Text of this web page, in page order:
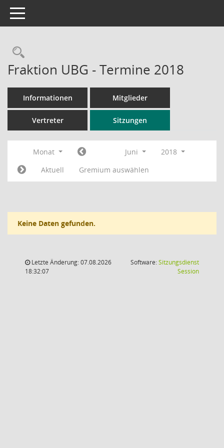
Toggle navigation
Rechercheauswahl
Fraktion UBG - Termine 2018
Informationen Mitglieder
Vertreter Sitzungen
Monat Juni
2018
Aktuell
Gremium auswählen
Keine Daten gefunden.
Letzte Änderung: 07.08.2026
18:32:07
Software:Sitzungsdienst
Session(Wird in